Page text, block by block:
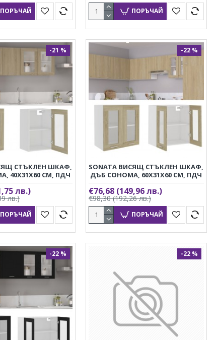
ПОРЪЧАЙ ПОРЪЧАЙ
-21 %
СТЪКЛЕН ШКАФ,
40X31X60 СМ, ПДЧ
лв.)
лв.)
ПОРЪЧАЙ
-22 %
SONATA ВИСЯЩ СТЪКЛЕН ШКАФ,
ДЪБ СОНОМА, 60X31X60 СМ, ПДЧ
€76,68 (149,96 лв.)
€98,30(192,26 лв.)
ПОРЪЧАЙ
-22 % -22 %